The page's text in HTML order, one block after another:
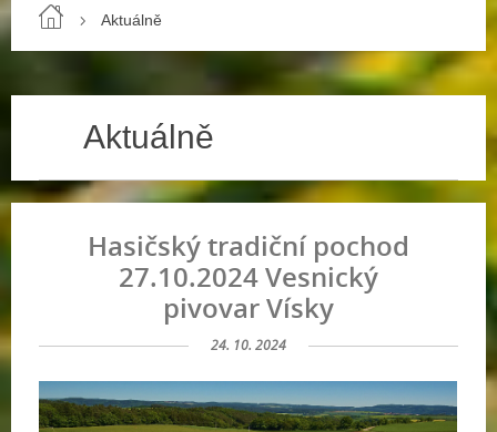
Aktuálně
Aktuálně
Hasičský tradiční pochod
27.10.2024 Vesnický
pivovar Vísky
24. 10. 2024